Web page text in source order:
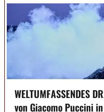
WELTUMFASSENDES
von Giacomo Puccini